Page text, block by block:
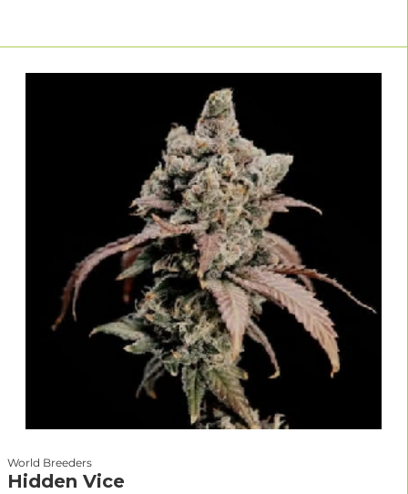
World Breeders
Hidden Vice